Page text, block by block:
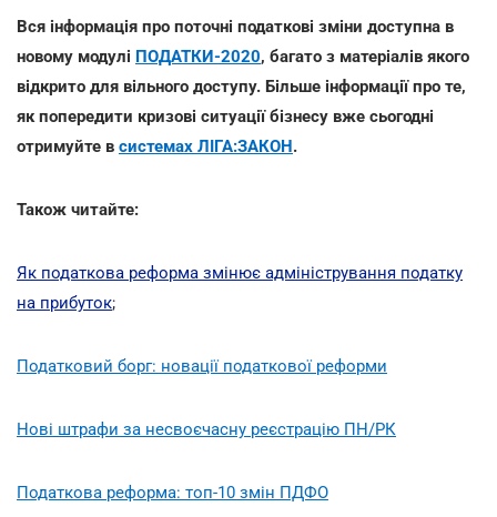
Вся інформація про поточні податкові зміни доступна в
новому модулі ПОДАТКИ-2020, багато з матеріалів якого
відкрито для вільного доступу. Більше інформації про те,
як попередити кризові ситуації бізнесу вже сьогодні
отримуйте в системах ЛІГА:ЗАКОН.
Також читайте:
Як податкова реформа змінює адміністрування податку
на прибуток;
Податковий борг: новації податкової реформи
Нові штрафи за несвоєчасну реєстрацію ПН/РК
Податкова реформа: топ-10 змін ПДФО